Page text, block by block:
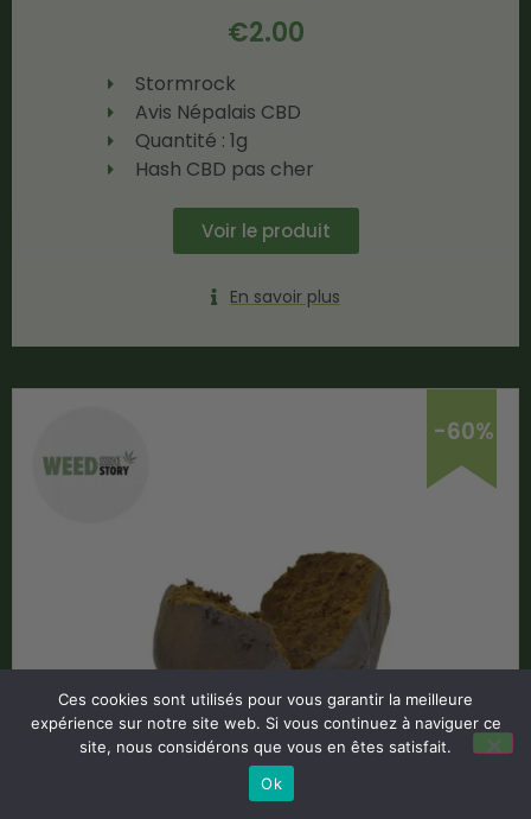
€2.00
Stormrock
Avis Népalais CBD
Quantité : 1g
Hash CBD pas cher
Voir le produit
En savoir plus
-60%
Hash Royal Népal CBD 40% – Weed Side Story
Ces cookies sont utilisés pour vous garantir la meilleure
expérience sur notre site web. Si vous continuez à naviguer ce
site, nous considérons que vous en êtes satisfait.
Ok